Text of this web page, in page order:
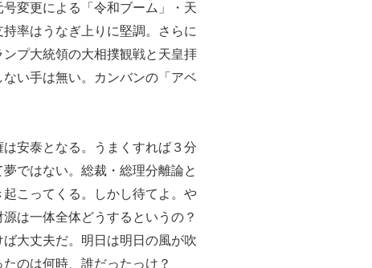
変更による「令和ブーム」・天
率はうなぎ上りに堅調。さらに
プ大統領の大相撲観戦と天皇拝
い手は無い。カンバンの「アベ
安泰となる。うまくすれば３分
ではない。総裁・総理分離論と
こってくる。しかし待てよ。や
は一体全体どうするというの？
大丈夫だ。明日は明日の風が吹
のは何時、誰だったっけ？